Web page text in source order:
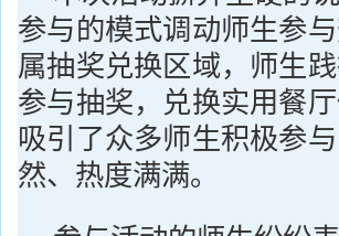
参与的模式调动师生参
属抽奖兑换区域，师生
参与抽奖，兑换实用餐
吸引了众多师生积极参
然、热度满满。